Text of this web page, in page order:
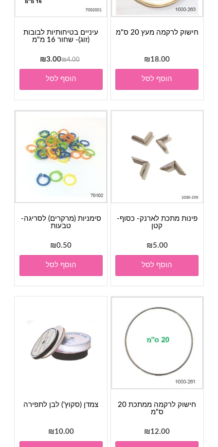
חישוק לרקמה מעץ 20 ס"מ
₪18.00
הוסף לסל
עיניים בטיחותיות לבובות
(זוג)- שחור 16 מ"מ
₪4.00
המחיר
המקורי
היה:
₪4.00.
₪3.00
המחיר
הנוכחי
₪3.00.
הוסף לסל
פינות מתכת לארנק- כסוף-
קטן
₪5.00
הוסף לסל
סימניות (מרקרים) לסריגה-
טבעות
₪0.50
הוסף לסל
חישוק לרקמה ממתכת 20
ס"מ
₪12.00
צמדן (סקוץ') לבן לתפירה
₪10.00